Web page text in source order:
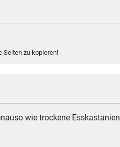
Seiten zu kopieren!
wie trockene